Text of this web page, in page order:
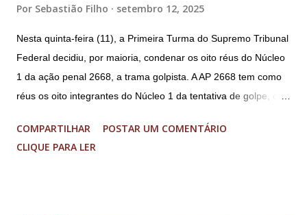
Por Sebastião Filho setembro 12, 2025
Nesta quinta-feira (11), a Primeira Turma do Supremo Tribunal
Federal decidiu, por maioria, condenar os oito réus do Núcleo
1 da ação penal 2668, a trama golpista. A AP 2668 tem como
réus os oito integrantes do Núcleo 1 da tentativa de golpe, ou
(PGR): o deputado federal Alexandre Ramagem, ex-diretor da
Agência Brasileira de Inteligência (Abin); o almirante Almir
COMPARTILHAR
POSTAR UM COMENTÁRIO
CLIQUE PARA LER